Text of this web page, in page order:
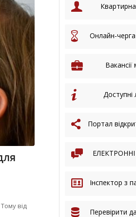
від
Онлайн-
Вакансії
Доступні
Портал
Інспектор з
Перевірити